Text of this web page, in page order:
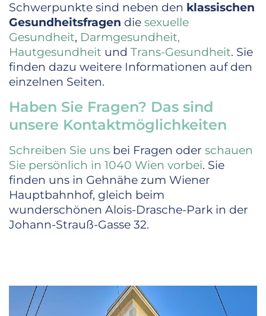
Schwerpunkte sind neben den klassischen
Gesundheitsfragen die sexuelle
Gesundheit, Darmgesundheit,
Hautgesundheit und Trans-Gesundheit. Sie
finden dazu weitere Informationen auf den
einzelnen Seiten.
Haben Sie Fragen? Das sind
unsere Kontaktmöglichkeiten
Schreiben Sie uns bei Fragen oder schauen
Sie persönlich in 1040 Wien vorbei. Sie
finden uns in Gehnähe zum Wiener
Hauptbahnhof, gleich beim
wunderschönen Alois-Drasche-Park in der
Johann-Strauß-Gasse 32.